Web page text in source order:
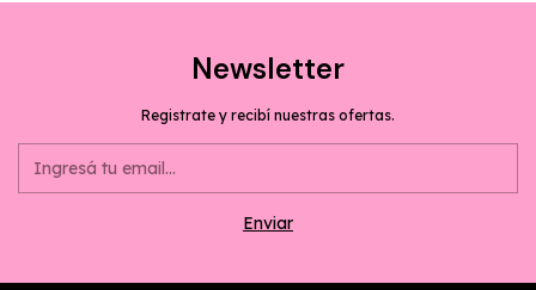
Newsletter
Registrate y recibí nuestras ofertas.